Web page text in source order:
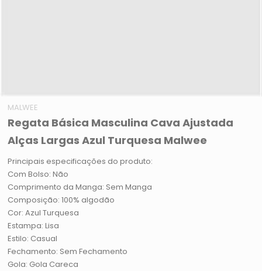
MALWEE
Regata Básica Masculina Cava Ajustada
Alças Largas Azul Turquesa Malwee
Principais especificações do produto:
Com Bolso: Não
Comprimento da Manga: Sem Manga
Composição: 100% algodão
Cor: Azul Turquesa
Estampa: Lisa
Estilo: Casual
Fechamento: Sem Fechamento
Gola: Gola Careca